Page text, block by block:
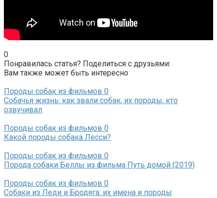
0
Понравилась статья? Поделиться с друзьями:
Вам также может быть интересно
Породы собак из фильмов 0
Собачья жизнь: как звали собак, их породы, кто
озвучивал
Породы собак из фильмов 0
Какой породы собака Лесси?
Породы собак из фильмов 0
Порода собаки Беллы из фильма Путь домой (2019)
Породы собак из фильмов 0
Собаки из Леди и Бродяга: их имена и породы